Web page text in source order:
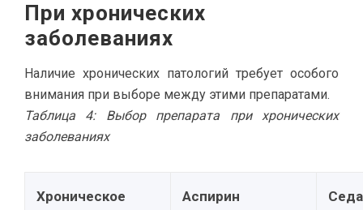
При хронических
заболеваниях
Наличие хронических патологий требует особого
внимания при выборе между этими препаратами.
Таблица 4: Выбор препарата при хронических
заболеваниях
Хроническое
Аспирин